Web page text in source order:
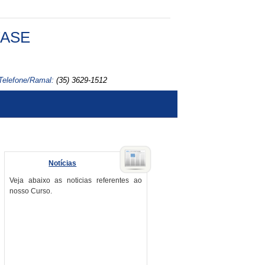
Ramal: (35) 3629-1512
Notícias
Veja abaixo as noticias referentes ao
nosso Curso.